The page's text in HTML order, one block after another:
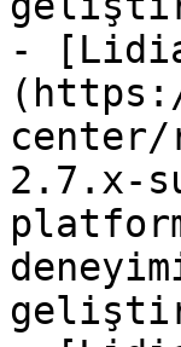
-
2.7.x-